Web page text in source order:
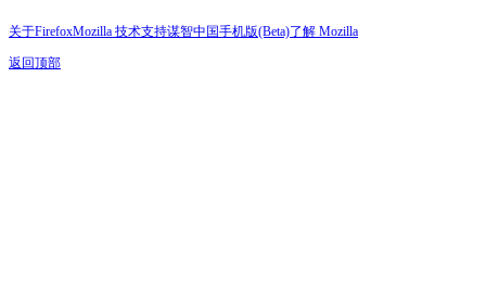
关于FirefoxMozilla 技术支持谋智中国手机版(Beta)了解 Mozilla
返回顶部